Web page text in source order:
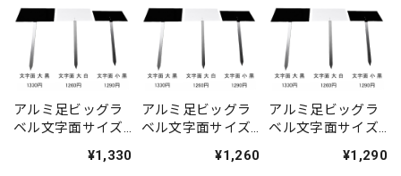
アルミ足ビッグラ
ベル文字面サイズ
¥1,330
アルミ足ビッグラ
ベル文字面サイズ
¥1,260
アルミ足ビッグラ
ベル文字面サイズ
¥1,290